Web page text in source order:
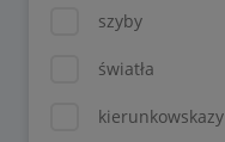
szyby
światła
kierunkowskazy